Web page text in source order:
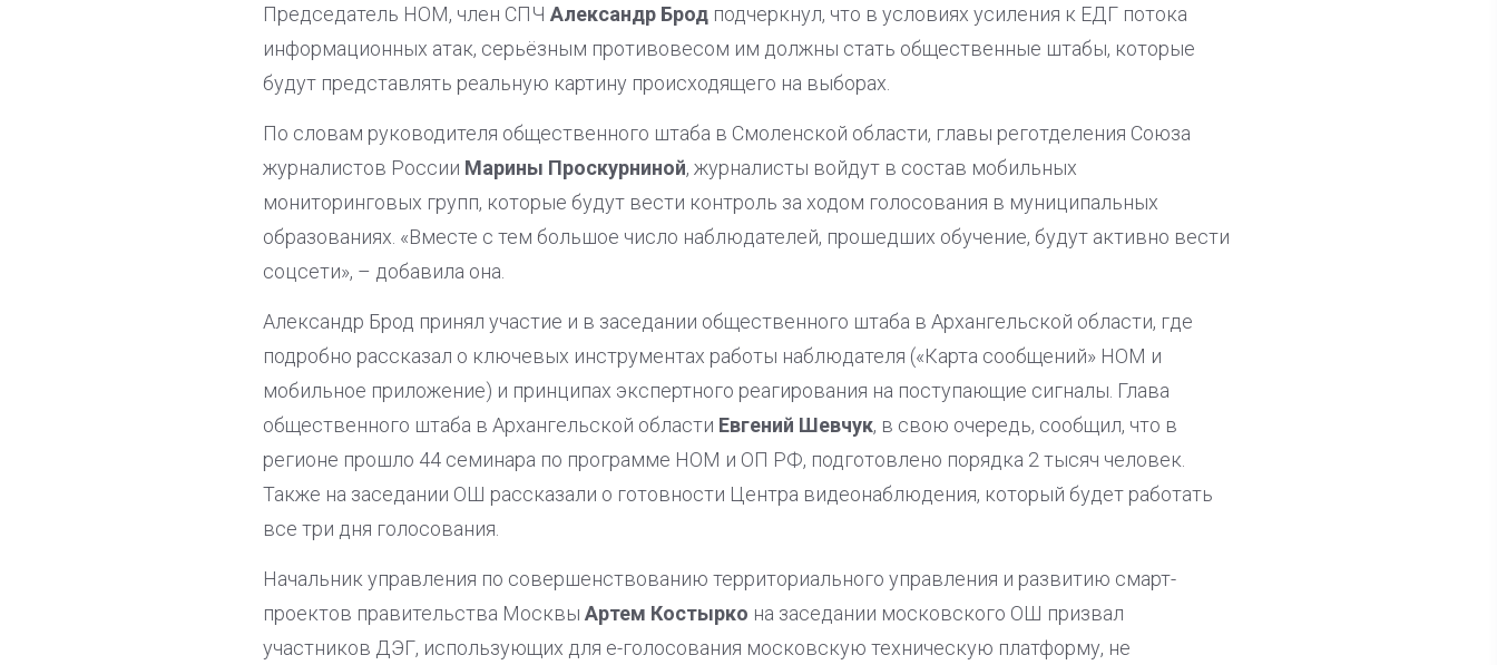
Председатель НОМ, член СПЧ Александр Брод подчеркнул, что в условиях усиления к ЕДГ потока
информационных атак, серьёзным противовесом им должны стать общественные штабы, которые
будут представлять реальную картину происходящего на выборах.
По словам руководителя общественного штаба в Смоленской области, главы реготделения Союза
журналистов России Марины Проскурниной, журналисты войдут в состав мобильных
мониторинговых групп, которые будут вести контроль за ходом голосования в муниципальных
образованиях. «Вместе с тем большое число наблюдателей, прошедших обучение, будут активно вести
соцсети», – добавила она.
Александр Брод принял участие и в заседании общественного штаба в Архангельской области, где
подробно рассказал о ключевых инструментах работы наблюдателя («Карта сообщений» НОМ и
мобильное приложение) и принципах экспертного реагирования на поступающие сигналы. Глава
общественного штаба в Архангельской области Евгений Шевчук, в свою очередь, сообщил, что в
регионе прошло 44 семинара по программе НОМ и ОП РФ, подготовлено порядка 2 тысяч человек.
Также на заседании ОШ рассказали о готовности Центра видеонаблюдения, который будет работать
все три дня голосования.
Начальник управления по совершенствованию территориального управления и развитию смарт-
проектов правительства Москвы Артем Костырко на заседании московского ОШ призвал
участников ДЭГ, использующих для е-голосования московскую техническую платформу, не